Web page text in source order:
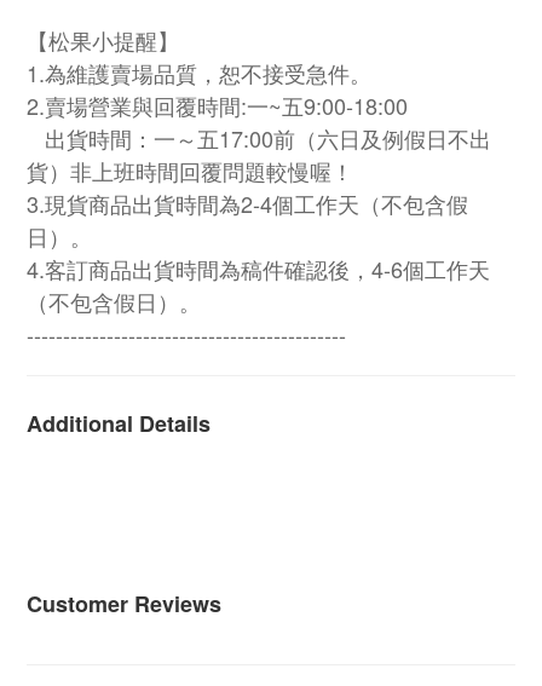
【松果小提醒】
1.為維護賣場品質，恕不接受急件。
2.賣場營業與回覆時間:一~五9:00-18:00
出貨時間：一～五17:00前（六日及例假日不出
貨）非上班時間回覆問題較慢喔！
3.現貨商品出貨時間為2-4個工作天（不包含假
日）。
4.客訂商品出貨時間為稿件確認後，4-6個工作天
（不包含假日）。
--------------------------------------------
Additional Details
Customer Reviews